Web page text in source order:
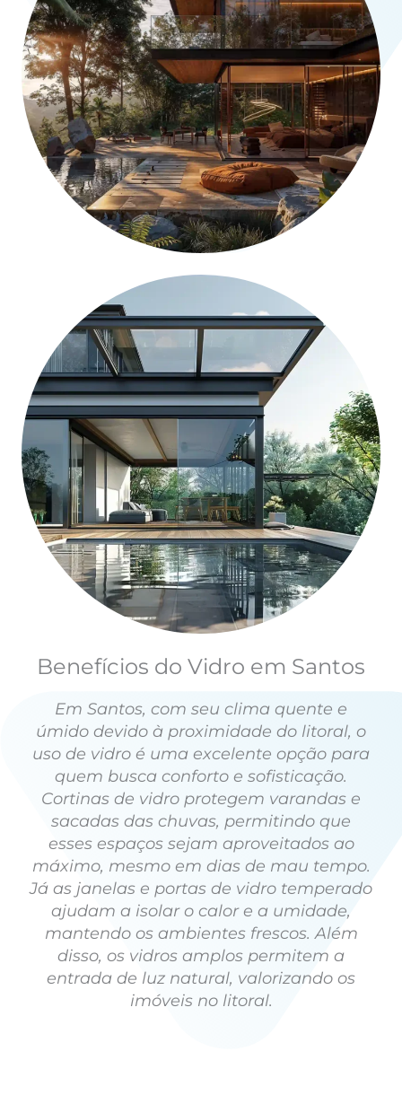
Benefícios do Vidro em Santos
Em Santos, com seu clima quente e
úmido devido à proximidade do litoral, o
uso de vidro é uma excelente opção para
quem busca conforto e sofisticação.
Cortinas de vidro protegem varandas e
sacadas das chuvas, permitindo que
esses espaços sejam aproveitados ao
máximo, mesmo em dias de mau tempo.
Já as janelas e portas de vidro temperado
ajudam a isolar o calor e a umidade,
mantendo os ambientes frescos. Além
disso, os vidros amplos permitem a
entrada de luz natural, valorizando os
imóveis no litoral.